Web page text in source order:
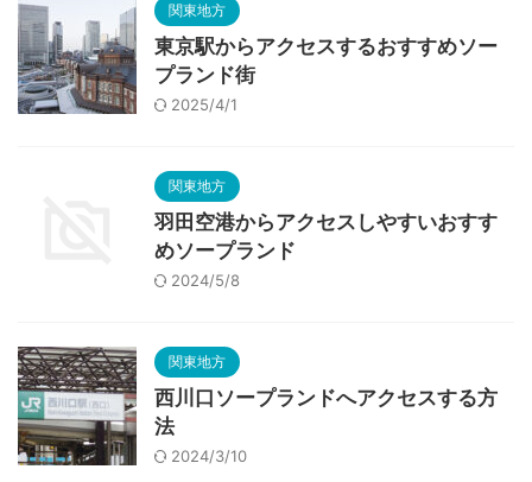
関東地方
東京駅からアクセスするおすすめソー
プランド街
2025/4/1
関東地方
羽田空港からアクセスしやすいおすす
めソープランド
2024/5/8
関東地方
西川口ソープランドへアクセスする方
法
2024/3/10